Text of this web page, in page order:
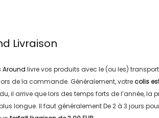
Livraison
Around livre vos produits avec le (ou les) transport
de la commande. Généralement, votre colis
il arrive que lors des temps forts de l’année, la
longue. Il faut généralementDe 2 à 3 jours